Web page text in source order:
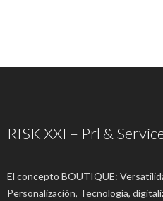
RISK XXI – Prl &
El concepto BOUTIQUE:
Personalización, Tecnología,